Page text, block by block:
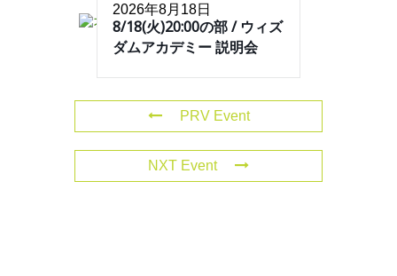
2026年8月18日
8/18(火)20:00の部 / ウィズ
ダムアカデミー 説明会
PRV Event
NXT Event